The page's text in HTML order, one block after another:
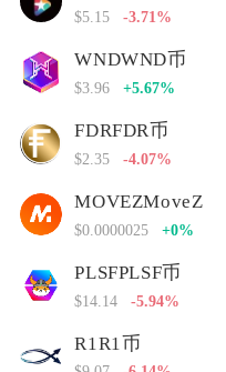
$5.15 -3.71%
WNDWND币
$3.96 +5.67%
FDRFDR币
$2.35 -4.07%
MOVEZMoveZ
$0.0000025 +0%
PLSFPLSF币
$14.14 -5.94%
R1R1币